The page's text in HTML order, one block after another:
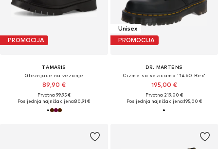
PROMOCIJA
TAMARIS
Gležnjače na vezanje
89,90 €
Prvotno: 99,95 €
Posljednja najniža cijena:80,91 €
Unisex
PROMOCIJA
DR. MARTENS
Čizme sa vezicama '1460 Bex'
195,00 €
Prvotno: 219,00 €
Posljednja najniža cijena:195,00 €